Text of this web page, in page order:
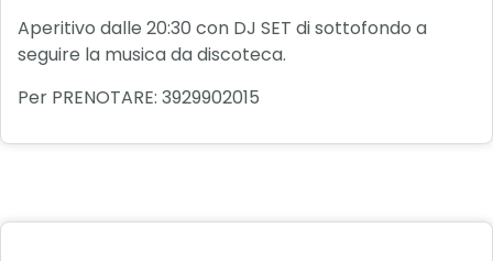
Aperitivo dalle 20:30 con DJ SET di sottofondo a
seguire la musica da discoteca.
Per PRENOTARE: 3929902015